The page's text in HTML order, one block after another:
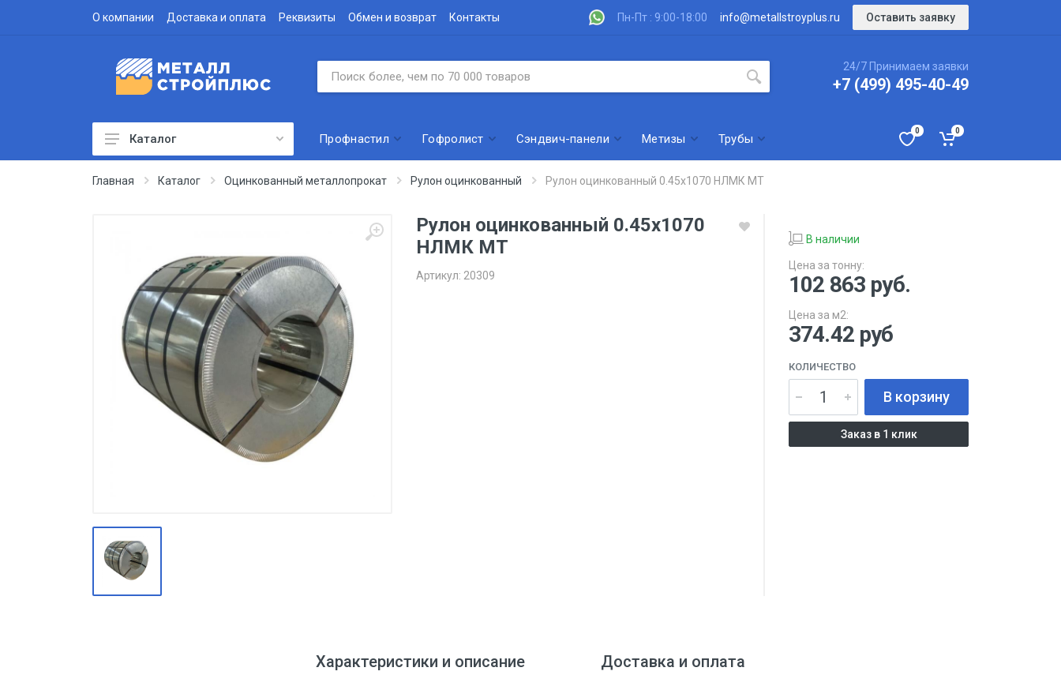
О компании Доставка и оплата Реквизиты Обмен и возврат Контакты Пн-Пт : 9:00-18:00 info@metallstroyplus.ru Оставить заявку
24/7 Принимаем заявки
+7 (499) 495-40-49
Профнастил
Металлочерепица
Гофролист
Сэндвич-панели
Метизы
Производство
Штакетник
Черный металлопрокат
Нержавеющий металлопрокат
метизы
Оцинкованный металлопрокат
Каталог Профнастил Гофролист Сэндвич-панели Метизы Трубы
0 0
Главная Каталог Оцинкованный металлопрокат Рулон оцинкованный Рулон оцинкованный 0.45х1070 НЛМК МТ
Рулон оцинкованный 0.45х1070
НЛМК МТ
Артикул: 20309
В наличии
Цена за тонну:
102 863 руб.
Цена за м2:
374.42 руб
КОЛИЧЕСТВО
В корзину
Заказ в 1 клик
Характеристики и описание Доставка и оплата